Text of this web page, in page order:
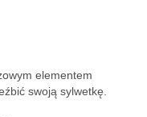
elementem
swoją sylwetkę.